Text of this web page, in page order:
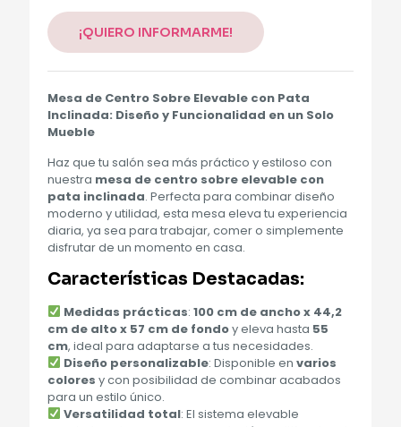
¡QUIERO INFORMARME!
Mesa de Centro Sobre Elevable con Pata
Inclinada: Diseño y Funcionalidad en un Solo
Mueble
Haz que tu salón sea más práctico y estiloso con
nuestra mesa de centro sobre elevable con
pata inclinada. Perfecta para combinar diseño
moderno y utilidad, esta mesa eleva tu experiencia
diaria, ya sea para trabajar, comer o simplemente
disfrutar de un momento en casa.
Características Destacadas:
Medidas prácticas: 100 cm de ancho x 44,2
cm de alto x 57 cm de fondoy eleva hasta 55
cm, ideal para adaptarse a tus necesidades.
Diseño personalizable: Disponible en varios
colores y con posibilidad de combinar acabados
para un estilo único.
Versatilidad total: El sistema elevable